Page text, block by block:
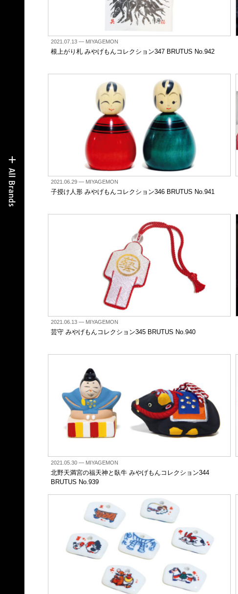
2021.07.13 — MIYAGEMON
根上がり札 みやげもんコレクション347 BRUTUS No.942
2021.06.29 — MIYAGEMON
子授け人形 みやげもんコレクション346 BRUTUS No.941
2021.06.13 — MIYAGEMON
芸守 みやげもんコレクション345 BRUTUS No.940
2021.05.30 — MIYAGEMON
北野天満宮の福天神と臥牛 みやげもんコレクション344
BRUTUS No.939